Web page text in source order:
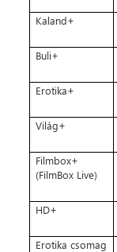
Kaland+
Buli+
Erotika+
Világ+
Filmbox+
(FilmBox Live)
HD+
Erotika csomag